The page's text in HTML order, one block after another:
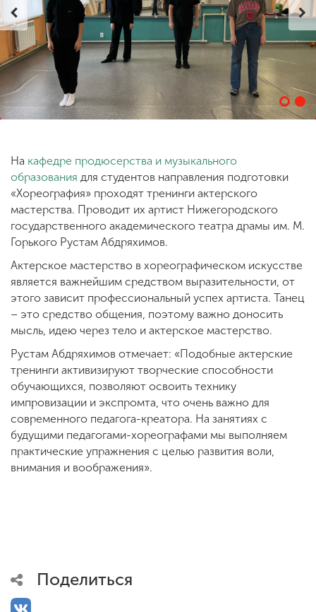
ENG SPN CHI
Приемная
На кафедре продюсерства и музыкального
образования для студентов направления подготовки
«Хореография» проходят тренинги актерского
мастерства. Проводит их артист Нижегородского
государственного академического театра драмы им. М.
Горького Рустам Абдряхимов.
Актерское мастерство в хореографическом искусстве
является важнейшим средством выразительности, от
этого зависит профессиональный успех артиста. Танец
– это средство общения, поэтому важно доносить
мысль, идею через тело и актерское мастерство.
Рустам Абдряхимов отмечает: «Подобные актерские
тренинги активизируют творческие способности
обучающихся, позволяют освоить технику
импровизации и экспромта, что очень важно для
современного педагога-креатора. На занятиях с
будущими педагогами-хореографами мы выполняем
практические упражнения с целью развития воли,
внимания и воображения».
Поделиться